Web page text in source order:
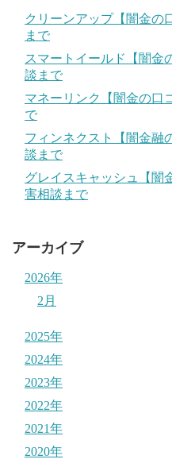
クリーンアップ【闇金の
まで
スマートイールド【闇金
談まで
マネーリンク【闇金の口
で
フィンネクスト【闇金融
談まで
グレイスキャッシュ【闇
害相談まで
アーカイブ
2026年
2月
2025年
2024年
2023年
2022年
2021年
2020年